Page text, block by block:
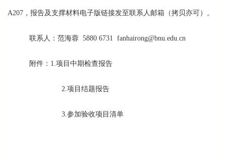
A207，报告及支撑材料电子版链接发至联系人邮箱（拷贝亦可）。
联系人：范海蓉 5880 6731 fanhairong@bnu.edu.cn
附件：1.项目中期检查报告
2.项目结题报告
3.参加验收项目清单